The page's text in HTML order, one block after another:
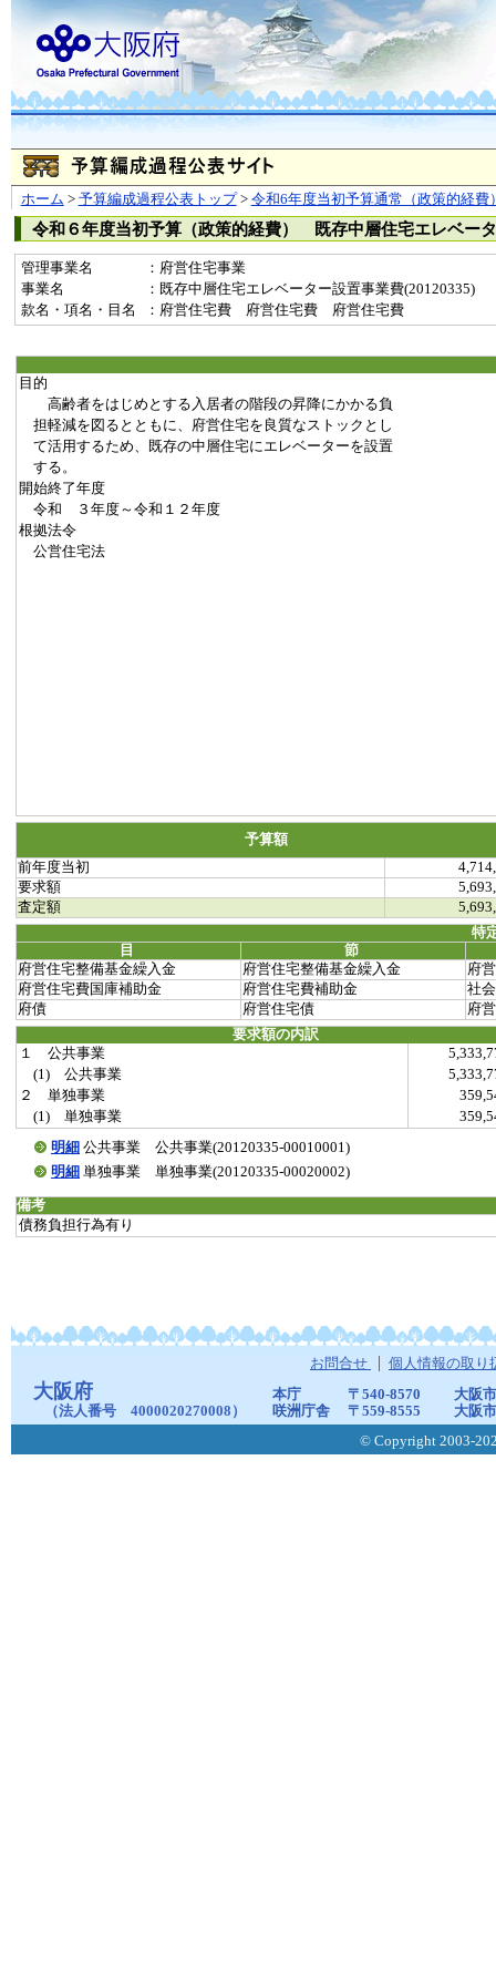
ホーム > 予算編成過程公表トップ> 令和6年度当初予算通常（政策的経費
令和６年度当初予算（政策的経費） 既存中層住宅エレベー
管理事業名
：府営住宅事業
事業名
：既存中層住宅エレベーター設置事業費(20120335)
款名・項名・目名
：府営住宅費 府営住宅費 府営住宅費
目的
高齢者をはじめとする入居者の階段の昇降にかかる負
担軽減を図るとともに、府営住宅を良質なストックとし
て活用するため、既存の中層住宅にエレベーターを設置
する。
開始終了年度
令和 ３年度～令和１２年度
根拠法令
公営住宅法
予算額
前年度当初
要求額
査定額
特
目
節
府営住宅整備基金繰入金
府営住宅整備基金繰入金
府
府営住宅費国庫補助金
府営住宅費補助金
社
府債
府営住宅債
府
要求額の内訳
１ 公共事業
(1) 公共事業
２ 単独事業
(1) 単独事業
明細 公共事業 公共事業(20120335-00010001)
明細 単独事業 単独事業(20120335-00020002)
備考
債務負担行為有り
お問合せ 個人情報の取り
大阪府
（法人番号 4000020270008）
本庁 〒540-8570
大阪
咲洲庁舎
〒559-8555
大阪
© Copyright 2003-